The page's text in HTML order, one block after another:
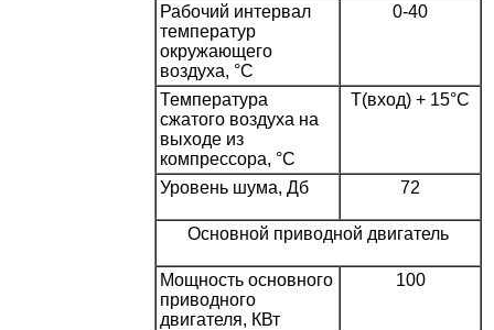
Рабочий интервал
температур
окружающего
воздуха, °С
0-40
Температура
сжатого воздуха на
выходе из
компрессора, °С
T(вход) + 15°С
Уровень шума, Дб 72
Основной приводной двигатель
Мощность основного
приводного
двигателя, КВт
100